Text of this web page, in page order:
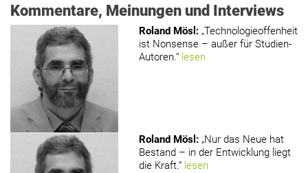
Kommentare, Meinungen und Interviews
Roland Mösl : „Technologieoffenheit
ist Nonsense – außer für Studien-
Autoren.“ lesen
Roland Mösl : „Nur das Neue hat
Bestand – in der Entwicklung liegt
die Kraft.“ lesen